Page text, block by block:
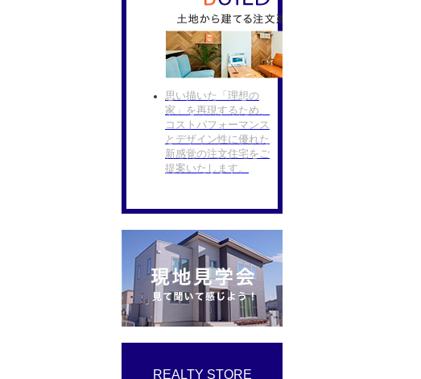
思い描いた「理想の
家」を再現するため、
コストパフォーマンス
とデザイン性に優れた
新感覚の注文住宅をご
提案いたします。
REALTY STORE